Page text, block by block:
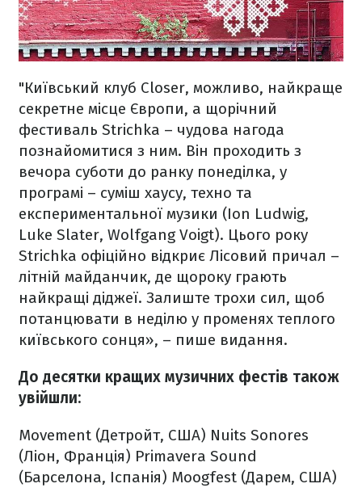
"Київський клуб Closer, можливо, найкраще
секретне місце Європи, а щорічний
фестиваль Strichka – чудова нагода
познайомитися з ним. Він проходить з
вечора суботи до ранку понеділка, у
програмі – суміш хаусу, техно та
експериментальної музики (Ion Ludwig,
Luke Slater, Wolfgang Voigt). Цього року
Strichka офіційно відкриє Лісовий причал –
літній майданчик, де щороку грають
найкращі діджеї. Залиште трохи сил, щоб
потанцювати в неділю у променях теплого
київського сонця», – пише видання.
До десятки кращих музичних фестів також
увійшли:
Movement (Детройт, США) Nuits Sonores
(Ліон, Франція) Primavera Sound
(Барселона, Іспанія) Moogfest (Дарем, США)